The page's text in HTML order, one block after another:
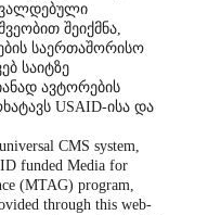
შეიქმნა,
საერთაშორისო
საიტზე
ავტორების
USAID-ისა და
CMS system,
funded Media for
(MTAG) program,
through this web-